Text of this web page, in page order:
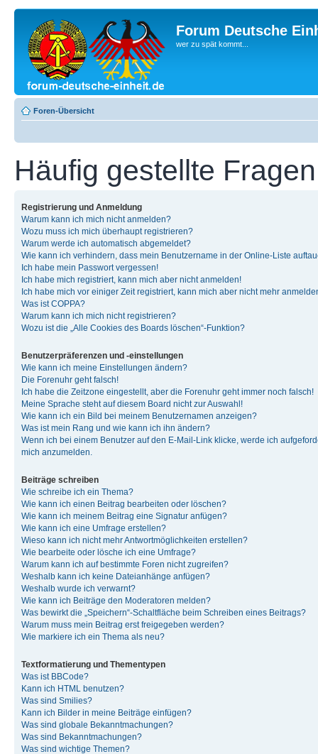
Forum Deutsche
wer zu spät kommt...
Foren-Übersicht
Häufig gestellte Fragen
Registrierung und Anmeldung
Warum kann ich mich nicht anmelden?
Wozu muss ich mich überhaupt registrieren?
Warum werde ich automatisch abgemeldet?
Wie kann ich verhindern, dass mein Benutzername in der Online-Liste
Ich habe mein Passwort vergessen!
Ich habe mich registriert, kann mich aber nicht anmelden!
Ich habe mich vor einiger Zeit registriert, kann mich aber nicht mehr
Was ist COPPA?
Warum kann ich mich nicht registrieren?
Wozu ist die „Alle Cookies des Boards löschen“-Funktion?
Benutzerpräferenzen und -einstellungen
Wie kann ich meine Einstellungen ändern?
Die Forenuhr geht falsch!
Ich habe die Zeitzone eingestellt, aber die Forenuhr geht immer noch falsch!
Meine Sprache steht auf diesem Board nicht zur Auswahl!
Wie kann ich ein Bild bei meinem Benutzernamen anzeigen?
Was ist mein Rang und wie kann ich ihn ändern?
Wenn ich bei einem Benutzer auf den E-Mail-Link klicke, werde ich
mich anzumelden.
Beiträge schreiben
Wie schreibe ich ein Thema?
Wie kann ich einen Beitrag bearbeiten oder löschen?
Wie kann ich meinem Beitrag eine Signatur anfügen?
Wie kann ich eine Umfrage erstellen?
Wieso kann ich nicht mehr Antwortmöglichkeiten erstellen?
Wie bearbeite oder lösche ich eine Umfrage?
Warum kann ich auf bestimmte Foren nicht zugreifen?
Weshalb kann ich keine Dateianhänge anfügen?
Weshalb wurde ich verwarnt?
Wie kann ich Beiträge den Moderatoren melden?
Was bewirkt die „Speichern“-Schaltfläche beim Schreiben eines Beitrags?
Warum muss mein Beitrag erst freigegeben werden?
Wie markiere ich ein Thema als neu?
Textformatierung und Thementypen
Was ist BBCode?
Kann ich HTML benutzen?
Was sind Smilies?
Kann ich Bilder in meine Beiträge einfügen?
Was sind globale Bekanntmachungen?
Was sind Bekanntmachungen?
Was sind wichtige Themen?